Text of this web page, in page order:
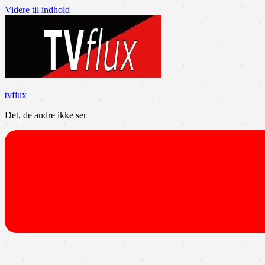
Videre til indhold
tvflux
Det, de andre ikke ser